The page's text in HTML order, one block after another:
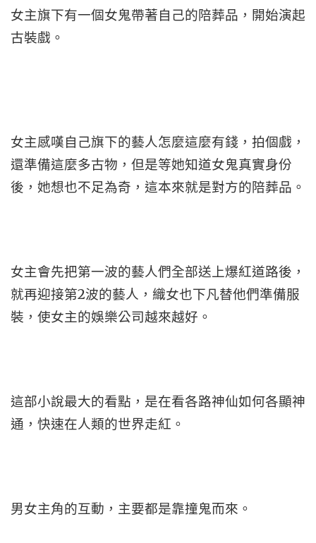
女主旗下有一個女鬼帶著自己的陪葬品，開始演起
古裝戲。
女主感嘆自己旗下的藝人怎麼這麼有錢，拍個戲，
還準備這麼多古物，但是等她知道女鬼真實身份
後，她想也不足為奇，這本來就是對方的陪葬品。
女主會先把第一波的藝人們全部送上爆紅道路後，
就再迎接第2波的藝人，織女也下凡替他們準備服
裝，使女主的娛樂公司越來越好。
這部小說最大的看點，是在看各路神仙如何各顯神
通，快速在人類的世界走紅。
男女主角的互動，主要都是靠撞鬼而來。